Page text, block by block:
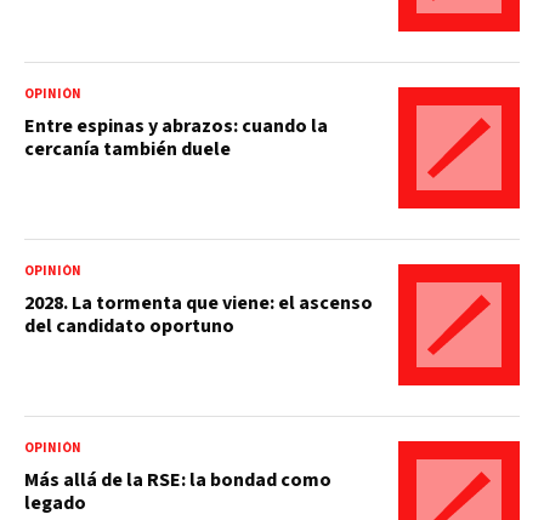
OPINIÓN
Entre espinas y abrazos: cuando la
cercanía también duele
OPINIÓN
2028. La tormenta que viene: el ascenso
del candidato oportuno
OPINIÓN
Más allá de la RSE: la bondad como
legado